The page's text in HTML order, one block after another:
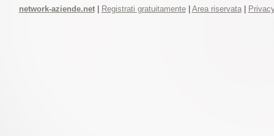
network-aziende.net| Registrati gratuitamente| Area riservata|